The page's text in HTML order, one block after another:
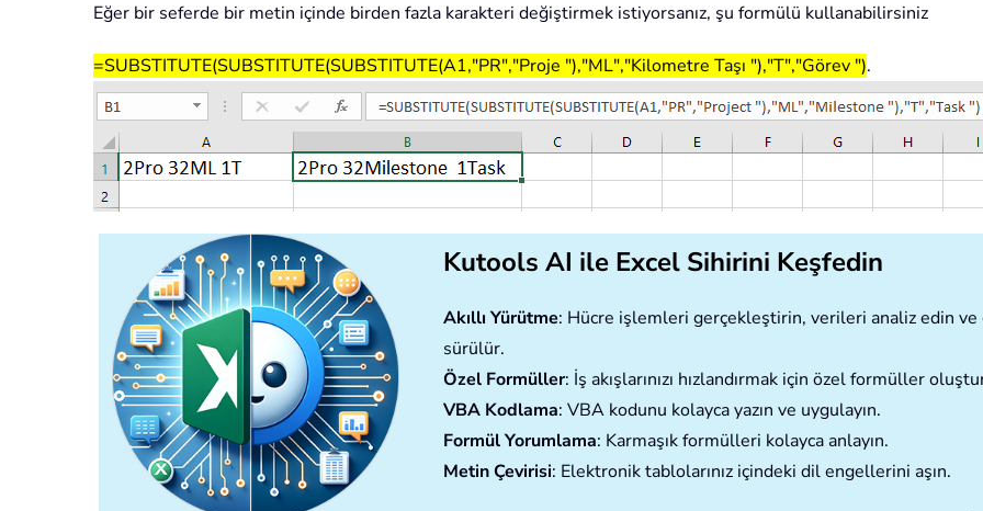
Eğer bir seferde bir metin içinde birden fazla karakteri değiştirmek istiyorsanız, şu formülü kullanabilirsiniz
=SUBSTITUTE(SUBSTITUTE(SUBSTITUTE(A1,"PR","Proje "),"ML","Kilometre Taşı "),"T","Görev ").
Kutools AI ile Excel Sihirini Keşfedin
Akıllı Yürütme: Hücre işlemleri gerçekleştirin, verileri analiz edin
sürülür.
Özel Formüller: İş akışlarınızı hızlandırmak için özel formüller
VBA Kodlama: VBA kodunu kolayca yazın ve uygulayın.
Formül Yorumlama: Karmaşık formülleri kolayca anlayın.
Metin Çevirisi: Elektronik tablolarınız içindeki dil engellerini aşın.